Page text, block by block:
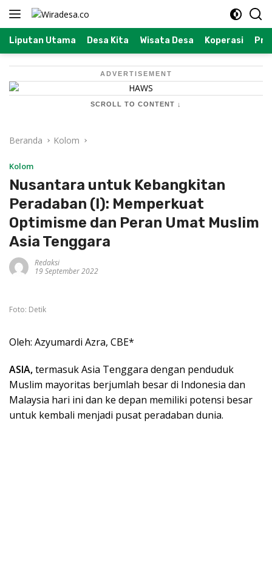
Langsung
Liputan Utama Desa Kita Wisata Desa Koperasi
ADVERTISEMENT
SCROLL TO CONTENT ↓
Beranda Kolom
Kolom
Nusantara untuk Kebangkitan
Peradaban (I): Memperkuat
Optimisme dan Peran Umat Muslim
Asia Tenggara
Redaksi
19 September 2022
Foto: Detik
Oleh: Azyumardi Azra, CBE*
ASIA,termasuk Asia Tenggara dengan penduduk
Muslim mayoritas berjumlah besar di Indonesia dan
Malaysia hari ini dan ke depan memiliki potensi besar
untuk kembali menjadi pusat peradaban dunia.